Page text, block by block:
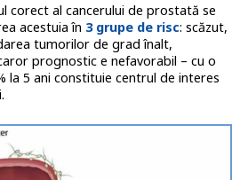
corect al cancerului de prostată se
acestuia în 3 grupe de risc: scăzut,
tumorilor de grad înalt,
prognostic e nefavorabil – cu o
la 5 ani constituie centrul de interes